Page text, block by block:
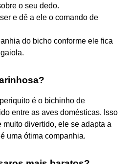
o seu dedo.
e dê a ele o comando de
do bicho conforme ele fica
é o bichinho de
entre as aves domésticas. Isso
muito divertido, ele se adapta a
uma ótima companhia.